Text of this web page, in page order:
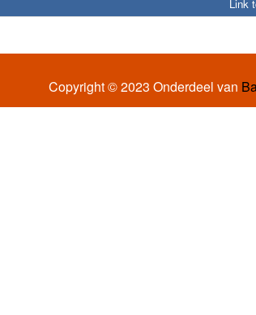
Link
Copyright © 2023 Onderdeel van